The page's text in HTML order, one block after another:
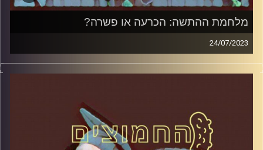
מלחמת ההתשה: הכרעה או פשרה?
24/07/2023
המערכת הפוליטית על ספת הפסיכולוג, עם פרופסור בועז בן-
דוד ופרופסור גלעד הירשברגר.